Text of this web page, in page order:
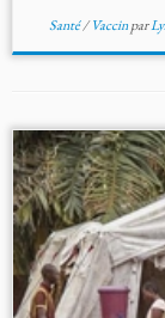
Santé/Vaccinpar